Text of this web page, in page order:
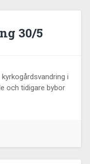
30/5
i
och tidigare bybor